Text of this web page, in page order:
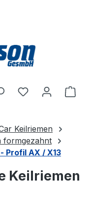
Keilriemen
formgezahnt
Profil AX / X13
Keilriemen